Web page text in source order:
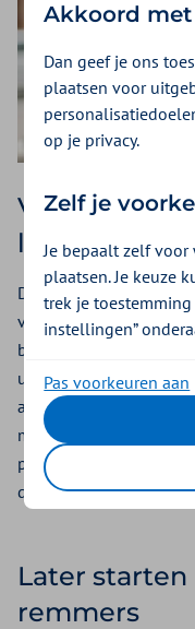
Verbeterde
lagere
De SONIA-studie
(een
van Leeuwenhoek)
behandelen met
uitgezaaide,
als een langdurige
minder ernstige
patiënt aan kosten
de
Later
remmers
Akkoord met
Dan geef je ons
plaatsen voor
op je privacy.
Zelf je
Je bepaalt zelf
plaatsen. Je keuze
trek je
instellingen”
Pas voorkeuren aan